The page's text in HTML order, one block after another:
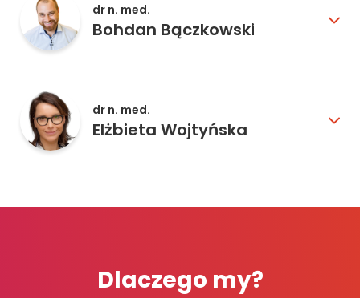
dr n. med.
Bohdan Bączkowski
dr n. med.
Elżbieta Wojtyńska
Dlaczego my?